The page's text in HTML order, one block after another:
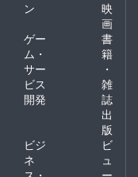
ン
映
画
ゲー
ム・
サー
ビス
開発
書
籍
・
雑
誌
出
版
ビジ
ネ
ビ
ュ